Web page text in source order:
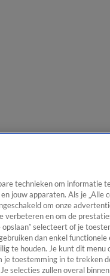
technieken om informatie
jouw apparaten. Als je „Alle
om onze
verbeteren en om de
selecteert of je
dan enkel functionele
te houden. Je kunt dit menu
je toestemming in te trekken
selecties zullen overal